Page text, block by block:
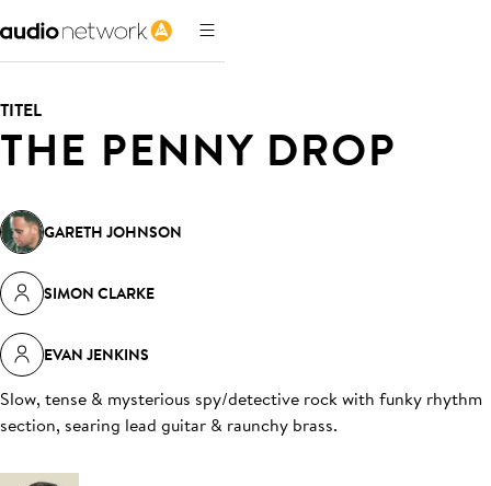
TITEL
THE PENNY DROP
GARETH JOHNSON
SIMON CLARKE
EVAN JENKINS
Slow, tense & mysterious spy/detective rock with funky rhythm
section, searing lead guitar & raunchy brass.